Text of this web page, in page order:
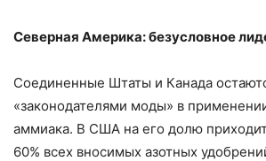
Северная Америка: безусловное
Соединенные Штаты и Канада
«законодателями моды» в
аммиака. В США на его долю
60% всех вносимых азотных